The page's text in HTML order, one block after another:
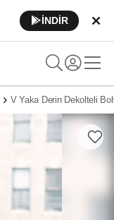
İNDİR
V Yaka Derin Dekolteli